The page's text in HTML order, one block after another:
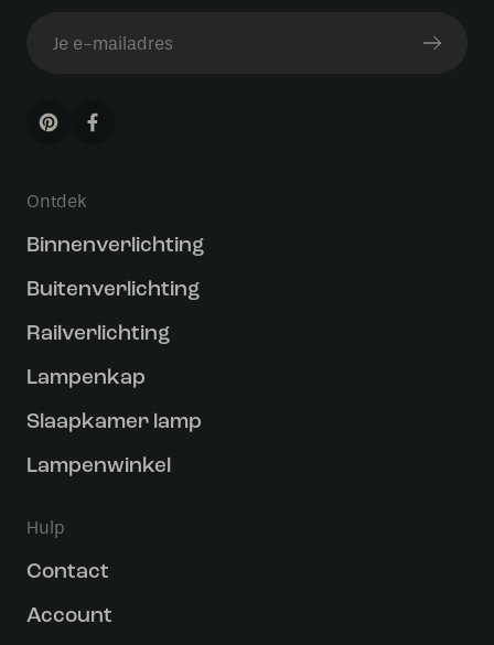
Ontdek
Binnenverlichting
Buitenverlichting
Railverlichting
Lampenkap
Slaapkamer lamp
Lampenwinkel
Hulp
Contact
Account